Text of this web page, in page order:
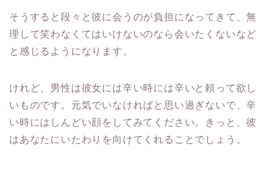
そうすると段々と彼に会うのが負担になってきて、無
理して笑わなくてはいけないのなら会いたくないなど
と感じるようになります。
けれど、男性は彼女には辛い時には辛いと頼って欲し
いものです。元気でいなければと思い過ぎないで、辛
い時にはしんどい顔をしてみてください。きっと、彼
はあなたにいたわりを向けてくれることでしょう。